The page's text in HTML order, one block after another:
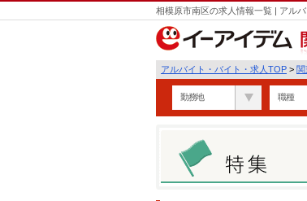
相模原市南区の求人情報一覧 | アル
アルバイト・バイト・求人TOP > 関
勤務地 職種